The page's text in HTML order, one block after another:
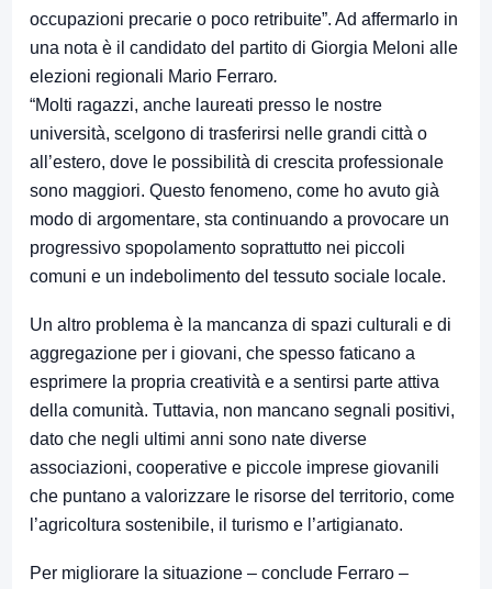
occupazioni precarie o poco retribuite”. Ad affermarlo in
una nota è il candidato del partito di Giorgia Meloni alle
elezioni regionali Mario Ferraro.
“Molti ragazzi, anche laureati presso le nostre
università, scelgono di trasferirsi nelle grandi città o
all’estero, dove le possibilità di crescita professionale
sono maggiori. Questo fenomeno, come ho avuto già
modo di argomentare, sta continuando a provocare un
progressivo spopolamento soprattutto nei piccoli
comuni e un indebolimento del tessuto sociale locale.
Un altro problema è la mancanza di spazi culturali e di
aggregazione per i giovani, che spesso faticano a
esprimere la propria creatività e a sentirsi parte attiva
della comunità. Tuttavia, non mancano segnali positivi,
dato che negli ultimi anni sono nate diverse
associazioni, cooperative e piccole imprese giovanili
che puntano a valorizzare le risorse del territorio, come
l’agricoltura sostenibile, il turismo e l’artigianato.
Per migliorare la situazione – conclude Ferraro –